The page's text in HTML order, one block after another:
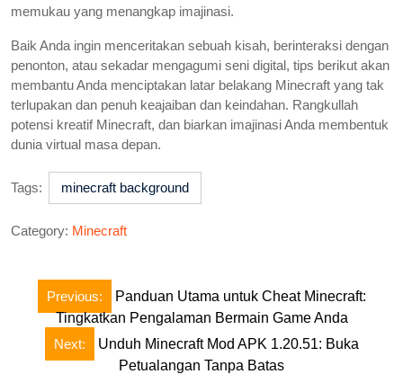
memukau yang menangkap imajinasi.
Baik Anda ingin menceritakan sebuah kisah, berinteraksi dengan
penonton, atau sekadar mengagumi seni digital, tips berikut akan
membantu Anda menciptakan latar belakang Minecraft yang tak
terlupakan dan penuh keajaiban dan keindahan. Rangkullah
potensi kreatif Minecraft, dan biarkan imajinasi Anda membentuk
dunia virtual masa depan.
Tags: minecraft background
Category: Minecraft
Post
navigation
Previous:
Panduan Utama untuk Cheat Minecraft:
Tingkatkan Pengalaman Bermain Game Anda
Next:
Unduh Minecraft Mod APK 1.20.51: Buka
Petualangan Tanpa Batas